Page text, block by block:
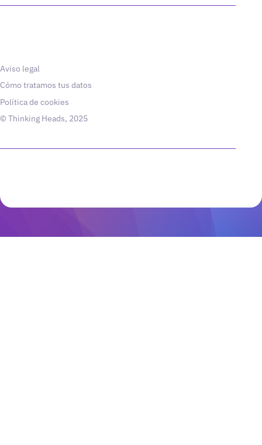
Aviso legal
Cómo tratamos tus datos
Política de cookies
© Thinking Heads, 2025